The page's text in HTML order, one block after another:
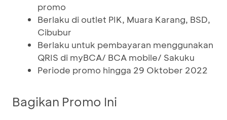
promo
Berlaku di outlet PIK, Muara Karang, BSD,
Cibubur
Berlaku untuk pembayaran menggunakan
QRIS di myBCA/ BCA mobile/ Sakuku
Periode promo hingga 29 Oktober 2022
Bagikan Promo Ini